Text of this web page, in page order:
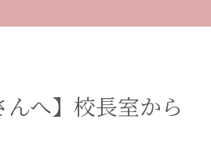
んへ】校長室から